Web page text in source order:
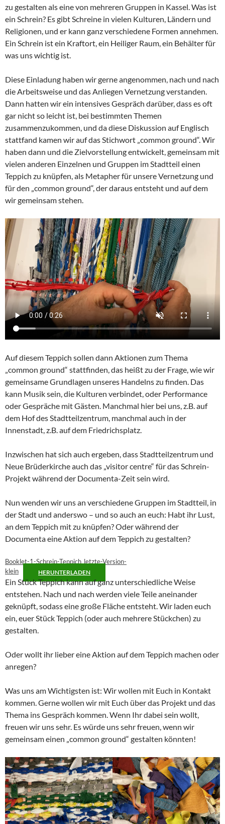
zu gestalten als eine von mehreren Gruppen in Kassel. Was ist
ein Schrein? Es gibt Schreine in vielen Kulturen, Ländern und
Religionen, und er kann ganz verschiedene Formen annehmen.
Ein Schrein ist ein Kraftort, ein Heiliger Raum, ein Behälter für
was uns wichtig ist.
Diese Einladung haben wir gerne angenommen, nach und nach
die Arbeitsweise und das Anliegen Vernetzung verstanden.
Dann hatten wir ein intensives Gespräch darüber, dass es oft
gar nicht so leicht ist, bei bestimmten Themen
zusammenzukommen, und da diese Diskussion auf Englisch
stattfand kamen wir auf das Stichwort „common ground“. Wir
haben dann und die Zielvorstellung entwickelt, gemeinsam mit
vielen anderen Einzelnen und Gruppen im Stadtteil einen
Teppich zu knüpfen, als Metapher für unsere Vernetzung und
für den „common ground“, der daraus entsteht und auf dem
wir gemeinsam stehen.
Auf diesem Teppich sollen dann Aktionen zum Thema
„common ground“ stattfinden, das heißt zu der Frage, wie wir
gemeinsame Grundlagen unseres Handelns zu finden. Das
kann Musik sein, die Kulturen verbindet, oder Performance
oder Gespräche mit Gästen. Manchmal hier bei uns, z.B. auf
dem Hof des Stadtteilzentrum, manchmal auch in der
Innenstadt, z.B. auf dem Friedrichsplatz.
Inzwischen hat sich auch ergeben, dass Stadtteilzentrum und
Neue Brüderkirche auch das „visitor centre“ für das Schrein-
Projekt während der Documenta-Zeit sein wird.
Nun wenden wir uns an verschiedene Gruppen im Stadtteil, in
der Stadt und anderswo – und so auch an euch: Habt ihr Lust,
an dem Teppich mit zu knüpfen? Oder während der
Documenta eine Aktion auf dem Teppich zu gestalten?
Booklet-1-Schrein-Teppich_letzte-Version-
klein
HERUNTERLADEN
Ein Stück Teppich kann auf ganz unterschiedliche Weise
entstehen. Nach und nach werden viele Teile aneinander
geknüpft, sodass eine große Fläche entsteht. Wir laden euch
ein, euer Stück Teppich (oder auch mehrere Stückchen) zu
gestalten.
Oder wollt ihr lieber eine Aktion auf dem Teppich machen oder
anregen?
Was uns am Wichtigsten ist: Wir wollen mit Euch in Kontakt
kommen. Gerne wollen wir mit Euch über das Projekt und das
Thema ins Gespräch kommen. Wenn Ihr dabei sein wollt,
freuen wir uns sehr. Es würde uns sehr freuen, wenn wir
gemeinsam einen „common ground“ gestalten könnten!